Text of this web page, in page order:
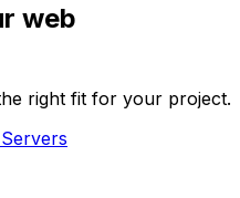
web
right fit for your project.